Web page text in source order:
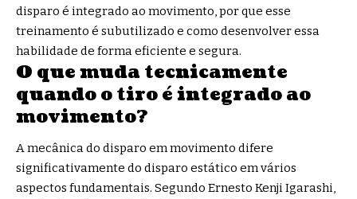
disparo é integrado ao movimento, por que esse
treinamento é subutilizado e como desenvolver essa
habilidade de forma eficiente e segura.
O que muda tecnicamente
quando o tiro é integrado ao
movimento?
A mecânica do disparo em movimento difere
significativamente do disparo estático em vários
aspectos fundamentais. Segundo Ernesto Kenji Igarashi,